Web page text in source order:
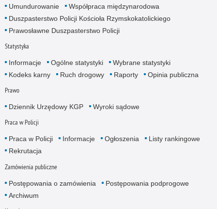
Umundurowanie
Współpraca międzynarodowa
Duszpasterstwo Policji Kościoła Rzymskokatolickiego
Prawosławne Duszpasterstwo Policji
Statystyka
Informacje Ogólne statystyki
Wybrane statystyki
Kodeks karny
Ruch drogowy Raporty Opinia publiczna
Prawo
Dziennik Urzędowy KGP Wyroki sądowe
Praca w Policji
Praca w Policji Informacje Ogłoszenia
Listy rankingowe
Rekrutacja
Zamówienia publiczne
Postępowania o zamówienia
Postępowania podprogowe
Archiwum